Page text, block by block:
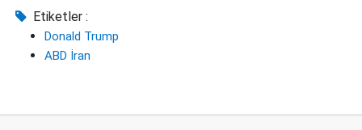
Etiketler :
Donald Trump
ABD İran